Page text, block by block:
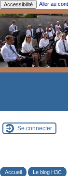
Accessibilité Aller au
Se connecter
Accueil Le blog H3C